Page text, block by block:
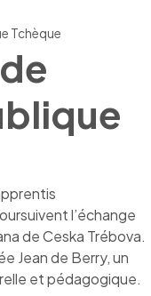
Tchèque
l’échange
de Ceska Trébova.
Jean de Berry, un
et pédagogique.